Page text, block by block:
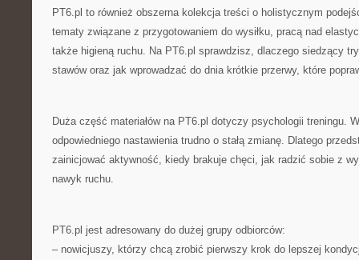
PT6.pl to również obszerna kolekcja treści o holistycznym
tematy związane z przygotowaniem do wysiłku, pracą nad
także higieną ruchu. Na PT6.pl sprawdzisz, dlaczego siedzący
stawów oraz jak wprowadzać do dnia krótkie przerwy, które
Duża część materiałów na PT6.pl dotyczy psychologii treningu.
odpowiedniego nastawienia trudno o stałą zmianę. Dlatego
zainicjować aktywność, kiedy brakuje chęci, jak radzić sobie z
nawyk ruchu.
PT6.pl jest adresowany do dużej grupy odbiorców:
– nowicjuszy, którzy chcą zrobić pierwszy krok do lepszej